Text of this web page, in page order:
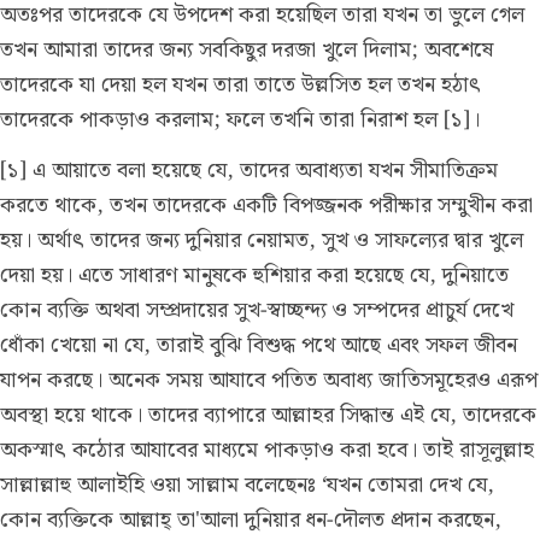
অতঃপর তাদেরকে যে উপদেশ করা হয়েছিল তারা যখন তা ভুলে গেল
তখন আমারা তাদের জন্য সবকিছুর দরজা খুলে দিলাম; অবশেষে
তাদেরকে যা দেয়া হল যখন তারা তাতে উল্লসিত হল তখন হঠাৎ
তাদেরকে পাকড়াও করলাম; ফলে তখনি তারা নিরাশ হল [১]।
[১] এ আয়াতে বলা হয়েছে যে, তাদের অবাধ্যতা যখন সীমাতিক্রম
করতে থাকে, তখন তাদেরকে একটি বিপজ্জনক পরীক্ষার সম্মুখীন করা
হয়। অর্থাৎ তাদের জন্য দুনিয়ার নেয়ামত, সুখ ও সাফল্যের দ্বার খুলে
দেয়া হয়। এতে সাধারণ মানুষকে হুশিয়ার করা হয়েছে যে, দুনিয়াতে
কোন ব্যক্তি অথবা সম্প্রদায়ের সুখ-স্বাচ্ছন্দ্য ও সম্পদের প্রাচুর্য দেখে
ধোঁকা খেয়ো না যে, তারাই বুঝি বিশুদ্ধ পথে আছে এবং সফল জীবন
যাপন করছে। অনেক সময় আযাবে পতিত অবাধ্য জাতিসমূহেরও এরূপ
অবস্থা হয়ে থাকে। তাদের ব্যাপারে আল্লাহর সিদ্ধান্ত এই যে, তাদেরকে
অকস্মাৎ কঠোর আযাবের মাধ্যমে পাকড়াও করা হবে। তাই রাসূলুল্লাহ
সাল্লাল্লাহু আলাইহি ওয়া সাল্লাম বলেছেনঃ ‘যখন তোমরা দেখ যে,
কোন ব্যক্তিকে আল্লাহ্ তা'আলা দুনিয়ার ধন-দৌলত প্রদান করছেন,